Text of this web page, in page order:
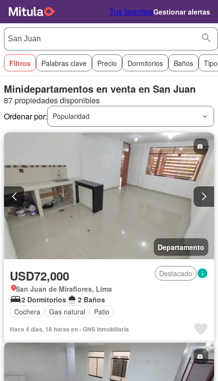
Tus favoritosGestionar alertas
Filtros Palabras clave Precio Dormitorios Baños
Minidepartamentos en venta en San Juan
87 propiedades disponibles
Ordenar por:
Popularidad
Departamento
USD72,000
Destacado
San Juan de Miraflores, Lima
2 Dormitorios
2 Baños
Cochera
Gas natural Patio
Hace 4 días, 18 horas en - GNS Inmobiliaria